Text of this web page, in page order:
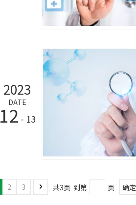
2023
DATE
12 - 13
2 3 共3页 到第 页 确定